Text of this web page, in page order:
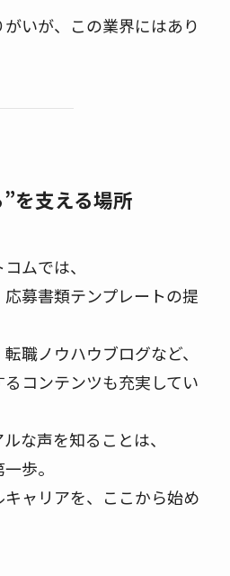
いが、この業界にはあり
を支える場所
ムでは、
募書類テンプレートの提
職ノウハウブログなど、
コンテンツも充実してい
な声を知ることは、
歩。
ャリアを、ここから始め